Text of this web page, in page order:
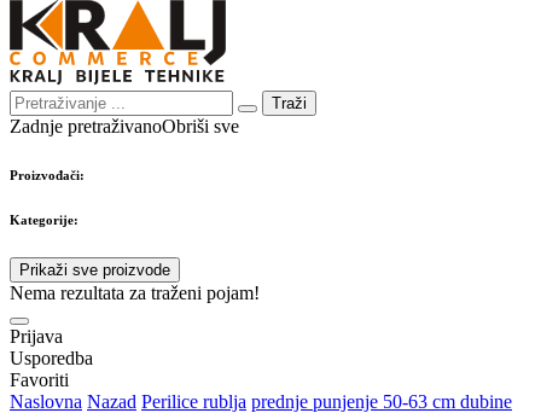
Traži
Zadnje pretraživanoObriši sve
Proizvođači:
Kategorije:
Prikaži sve proizvode
Nema rezultata za traženi pojam!
Prijava
Usporedba
Favoriti
Naslovna Nazad Perilice rublja prednje punjenje 50-63 cm dubine